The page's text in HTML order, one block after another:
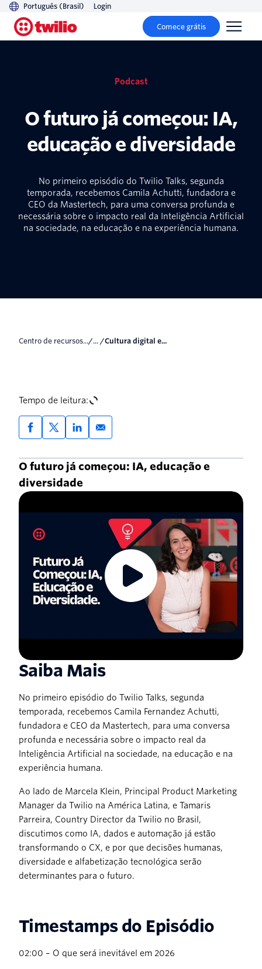
Português (Brasil) Login
Comece grátis
Podcast
O futuro já começou: IA,
educação e diversidade
No primeiro episódio do Twilio Talks, segunda
temporada, recebemos Camila Achutti, fundadora e
CEO da Mastertech, para uma conversa profunda e
necessária sobre o impacto real da Inteligência Artificial
na sociedade, na educação e na experiência humana.
Centro de recursos.../... / Cultura digital e...
Tempo de leitura:
O futuro já começou: IA, educação e
diversidade
Saiba Mais
No primeiro episódio do Twilio Talks, segunda
temporada, recebemos Camila Fernandez Achutti,
fundadora e CEO da Mastertech, para uma conversa
profunda e necessária sobre o impacto real da
Inteligência Artificial na sociedade, na educação e na
experiência humana.
Ao lado de Marcela Klein, Principal Product Marketing
Manager da Twilio na América Latina, e Tamaris
Parreira, Country Director da Twilio no Brasil,
discutimos como IA, dados e automação já estão
transformando o CX, e por que decisões humanas,
diversidade e alfabetização tecnológica serão
determinantes para o futuro.
Timestamps do Episódio
02:00 – O que será inevitável em 2026